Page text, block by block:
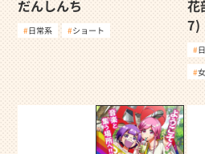
だんしんち
日常系 ショート
花
7)